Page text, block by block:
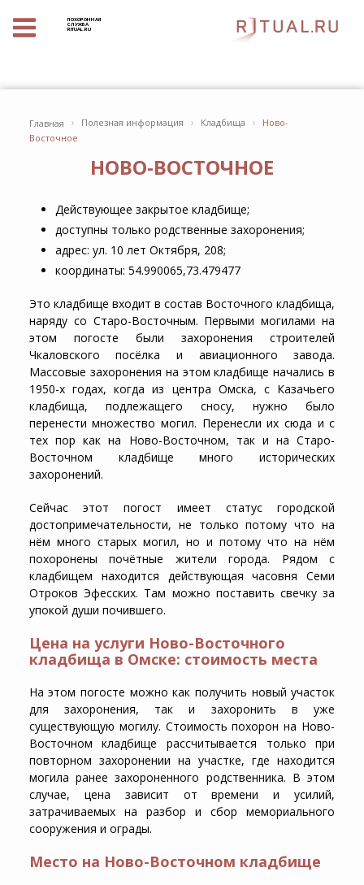
ПОХОРОННАЯ
СЛУЖБА
RITUAL.RU
Главная › Полезная информация › Кладбища ›
Ново-
Восточное
НОВО-ВОСТОЧНОЕ
Действующее закрытое кладбище;
доступны только родственные захоронения;
адрес: ул. 10 лет Октября, 208;
координаты: 54.990065,73.479477
Это кладбище входит в состав Восточного кладбища,
наряду со Старо-Восточным. Первыми могилами на
этом погосте были захоронения строителей
Чкаловского посёлка и авиационного завода.
Массовые захоронения на этом кладбище начались в
1950-х годах, когда из центра Омска, с Казачьего
кладбища, подлежащего сносу, нужно было
перенести множество могил. Перенесли их сюда и с
тех пор как на Ново-Восточном, так и на Старо-
Восточном кладбище много исторических
захоронений.
Сейчас этот погост имеет статус городской
достопримечательности, не только потому что на
нём много старых могил, но и потому что на нём
похоронены почётные жители города. Рядом с
кладбищем находится действующая часовня Семи
Отроков Эфесских. Там можно поставить свечку за
упокой души почившего.
Цена на услуги Ново-Восточного
кладбища в Омске: стоимость места
На этом погосте можно как получить новый участок
для захоронения, так и захоронить в уже
существующую могилу. Стоимость похорон на Ново-
Восточном кладбище рассчитывается только при
повторном захоронении на участке, где находится
могила ранее захороненного родственника. В этом
случае, цена зависит от времени и усилий,
затрачиваемых на разбор и сбор мемориального
сооружения и ограды.
Место на Ново-Восточном кладбище